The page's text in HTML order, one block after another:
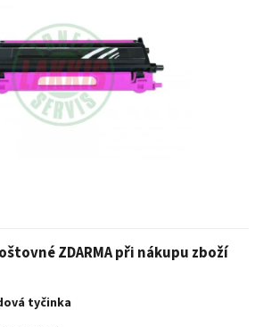
ZDARMA při nákupu zboží
tyčinka